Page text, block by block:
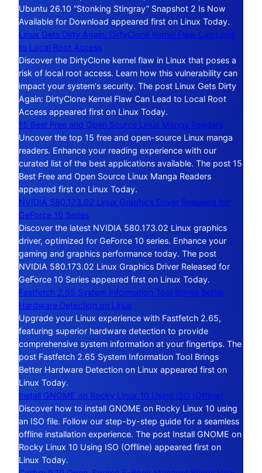
Ubuntu 26.10 “Stonking Stingray” Snapshot 2 Is Now
Available for Download appeared first on Linux Today.
Linux Gets Dirty Again: DirtyClone Kernel Flaw Can Lead
to Local Root Access
Discover the DirtyClone kernel flaw in Linux that poses a
risk of local root access. Learn how this vulnerability can
impact your system's security. The post Linux Gets Dirty
Again: DirtyClone Kernel Flaw Can Lead to Local Root
Access appeared first on Linux Today.
15 Best Free and Open Source Linux Manga Readers
Uncover the top 15 free and open-source Linux manga
readers. Enhance your reading experience with our
curated list of the best applications available. The post 15
Best Free and Open Source Linux Manga Readers
appeared first on Linux Today.
NVIDIA 580.173.02 Linux Graphics Driver Released for
GeForce 10 Series
Discover the latest NVIDIA 580.173.02 Linux graphics
driver, optimized for GeForce 10 series. Enhance your
gaming and graphics performance today. The post
NVIDIA 580.173.02 Linux Graphics Driver Released for
GeForce 10 Series appeared first on Linux Today.
Fastfetch 2.65 System Information Tool Brings Better
Hardware Detection on Linux
Upgrade your Linux experience with Fastfetch 2.65,
featuring superior hardware detection to provide
comprehensive system information at your fingertips. The
post Fastfetch 2.65 System Information Tool Brings
Better Hardware Detection on Linux appeared first on
Linux Today.
Install GNOME on Rocky Linux 10 Using ISO (Offline)
Discover how to install GNOME on Rocky Linux 10 using
an ISO file. Follow our step-by-step guide for a seamless
offline installation experience. The post Install GNOME on
Rocky Linux 10 Using ISO (Offline) appeared first on
Linux Today.